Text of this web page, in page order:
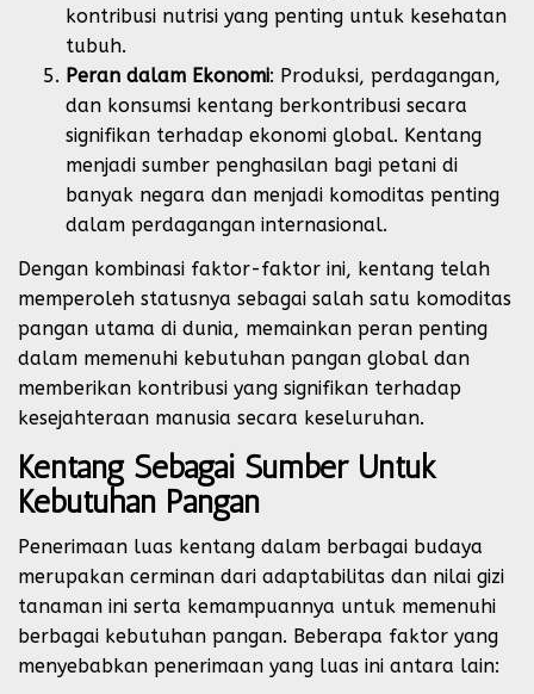
kontribusi nutrisi yang penting untuk kesehatan
tubuh.
Peran dalam Ekonomi: Produksi, perdagangan,
dan konsumsi kentang berkontribusi secara
signifikan terhadap ekonomi global. Kentang
menjadi sumber penghasilan bagi petani di
banyak negara dan menjadi komoditas penting
dalam perdagangan internasional.
Dengan kombinasi faktor-faktor ini, kentang telah
memperoleh statusnya sebagai salah satu komoditas
pangan utama di dunia, memainkan peran penting
dalam memenuhi kebutuhan pangan global dan
memberikan kontribusi yang signifikan terhadap
kesejahteraan manusia secara keseluruhan.
Kentang Sebagai Sumber Untuk
Kebutuhan Pangan
Penerimaan luas kentang dalam berbagai budaya
merupakan cerminan dari adaptabilitas dan nilai gizi
tanaman ini serta kemampuannya untuk memenuhi
berbagai kebutuhan pangan. Beberapa faktor yang
menyebabkan penerimaan yang luas ini antara lain: